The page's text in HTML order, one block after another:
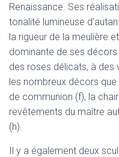
Renaissance. Ses
tonalité lumineuse
la rigueur de la meulière
dominante de ses
des roses délicats, à des
les nombreux décors
de communion (f), la
revêtements du maître
(h).
Il y a également deux